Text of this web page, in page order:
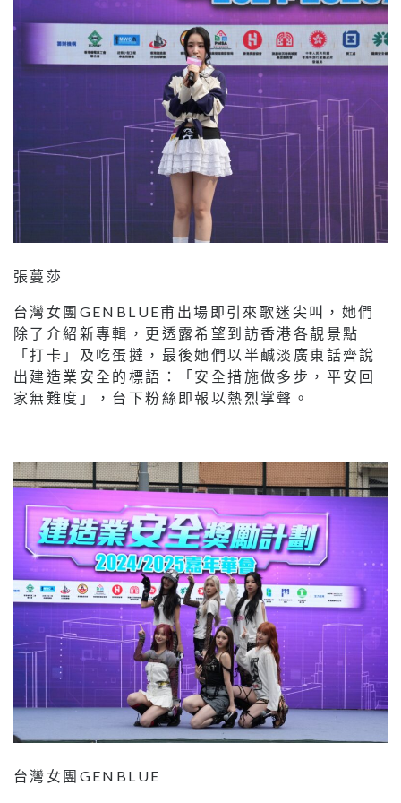
張蔓莎
台灣女團GENBLUE甫出場即引來歌迷尖叫，她們
除了介紹新專輯，更透露希望到訪香港各靚景點
「打卡」及吃蛋撻，最後她們以半鹹淡廣東話齊說
出建造業安全的標語：「安全措施做多步，平安回
家無難度」，台下粉絲即報以熱烈掌聲。
台灣女團GENBLUE